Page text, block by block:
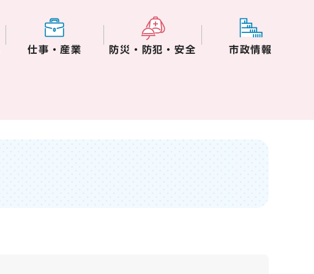
仕事・産業 防災・防犯・安全 市政情報